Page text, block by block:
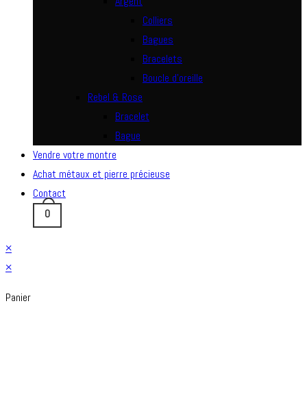
Colliers
Bagues
Bracelets
Boucle d’oreille
Rebel & Rose
Bracelet
Bague
Vendre votre montre
Achat métaux et pierre précieuse
Contact
0
×
×
Panier